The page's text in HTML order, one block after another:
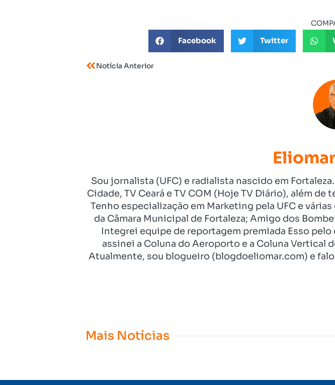
Facebook Twitter
Notícia Anterior
Sou jornalista (UFC) e radialista nascido em
Cidade, TV Ceará e TV COM (Hoje TV Diário), além
Tenho especialização em Marketing pela UFC e
da Câmara Municipal de Fortaleza; Amigo dos
Integrei equipe de reportagem premiada Esso pelo
assinei a Coluna do Aeroporto e a Coluna Vertical
Atualmente, sou blogueiro (blogdoeliomar.com) e
Mais Notícias